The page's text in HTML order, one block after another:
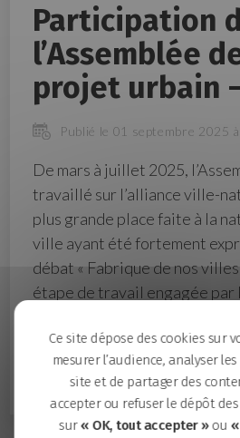
Participation
l’Assemblée
projet urbain
Publié le 01 septembre 2025
De mars à juillet 2025,
travaillé sur l’alliance ville-
plus grande place faite à la
ville ayant été fortement
débat « Fabrique de nos
étape de travail engagée par
d’un plan guide* dans lequel
Loire aura une place centrale.
Ce site dépose des cookies sur
mesurer l’audience, analyser
site et de partager des
accepter ou refuser le dépôt
sur« OK, tout accepter »ou